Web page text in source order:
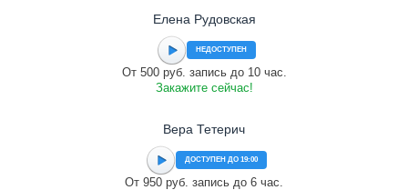
Елена Рудовская
НЕДОСТУПЕН
От 500 руб. запись до 10 час.
Закажите сейчас!
Вера Тетерич
ДОСТУПЕН ДО 19:00
От 950 руб. запись до 6 час.